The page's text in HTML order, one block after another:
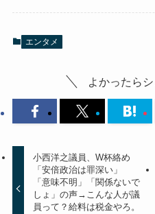
エンタメ
よかったら
小西洋之議員、W杯絡め
「安倍政治は罪深い」
「意味不明」「関係ないで
しょ」の声→こんな人が議
員って？給料は税金やろ。